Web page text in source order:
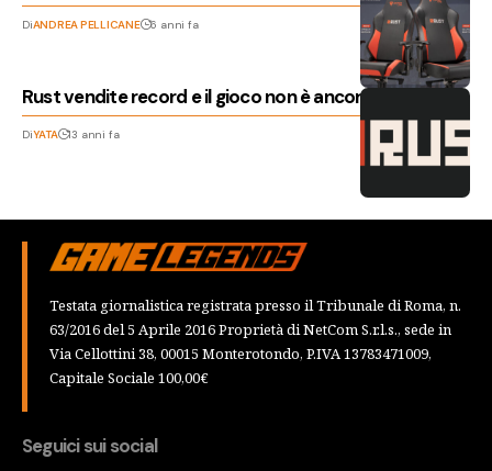
DiANDREA PELLICANE 6 anni fa
Rust vendite record e il gioco non è ancora finito
DiYATA 13 anni fa
Testata giornalistica registrata presso il Tribunale di Roma, n.
63/2016 del 5 Aprile 2016 Proprietà di NetCom S.r.l.s., sede in
Via Cellottini 38, 00015 Monterotondo, P.IVA 13783471009,
Capitale Sociale 100,00€
Seguici sui social